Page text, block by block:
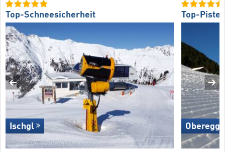
Top-Schneesicherheit
Ischgl
Top-